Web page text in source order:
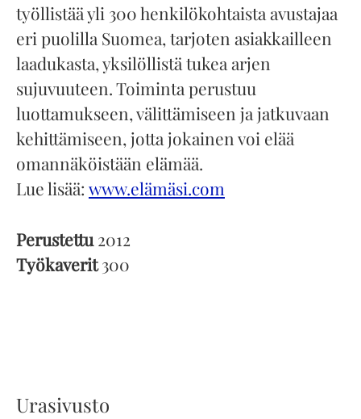
työllistää yli 300 henkilökohtaista avustajaa
eri puolilla Suomea, tarjoten asiakkailleen
laadukasta, yksilöllistä tukea arjen
sujuvuuteen. Toiminta perustuu
luottamukseen, välittämiseen ja jatkuvaan
kehittämiseen, jotta jokainen voi elää
omannäköistään elämää.
Lue lisää: www.elämäsi.com
Perustettu2012
Työkaverit300
Urasivusto